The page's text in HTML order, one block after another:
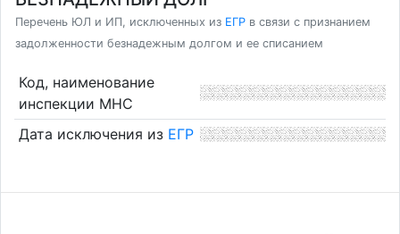
Перечень ЮЛ и ИП, исключенных из ЕГР в связи с признанием
задолженности безнадежным долгом и ее списанием
Код, наименование
инспекции МНС
Дата исключения из ЕГР